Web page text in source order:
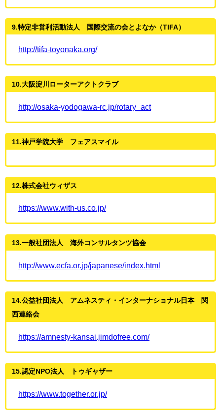
9.特定非営利活動法人 国際交流の会とよなか（TIFA）
http://tifa-toyonaka.org/
10.大阪淀川ローターアクトクラブ
http://osaka-yodogawa-rc.jp/rotary_act
11.神戸学院大学 フェアスマイル
12.株式会社ウィザス
https://www.with-us.co.jp/
13.一般社団法人 海外コンサルタンツ協会
http://www.ecfa.or.jp/japanese/index.html
14.公益社団法人 アムネスティ・インターナショナル日本 関
西連絡会
https://amnesty-kansai.jimdofree.com/
15.認定NPO法人 トゥギャザー
https://www.together.or.jp/